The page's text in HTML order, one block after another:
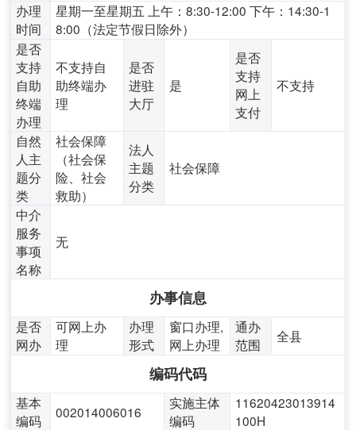
办理
时间
星期一至星期五 上午：8:30-12:00 下午：14:30-1
8:00（法定节假日除外）
是否
支持
自助
终端
办理
不支持自
助终端办
理
是否
进驻
大厅
是
是否
支持
网上
支付
不支持
自然
人主
题分
类
社会保障
（社会保
险、社会
救助）
法人
主题
分类
社会保障
中介
服务
事项
名称
无
办事信息
是否
网办
可网上办
理
办理
形式
窗口办理,
网上办理
通办
范围
全县
编码代码
基本
编码
002014006016
实施主体
编码
11620423013914
100H